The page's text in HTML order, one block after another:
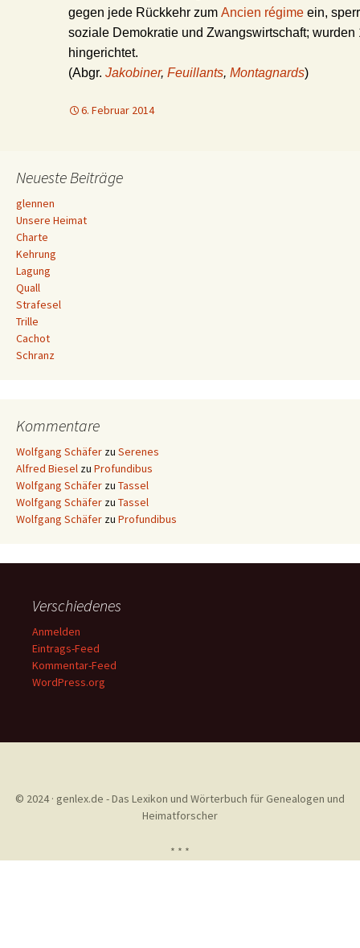
gegen jede Rückkehr zum Ancien régime ein,
soziale Demokratie und Zwangswirtschaft;
hingerichtet.
(Abgr. Jakobiner, Feuillants, Montagnards)
6. Februar 2014
Neueste Beiträge
glennen
Unsere Heimat
Charte
Kehrung
Lagung
Quall
Strafesel
Trille
Cachot
Schranz
Kommentare
Wolfgang Schäfer zu Serenes
Alfred Biesel zu Profundibus
Wolfgang Schäfer zu Tassel
Wolfgang Schäfer zu Tassel
Wolfgang Schäfer zu Profundibus
Verschiedenes
Anmelden
Eintrags-Feed
Kommentar-Feed
WordPress.org
© 2024 · genlex.de - Das Lexikon und Wörterbuch für Genealogen und
Heimatforscher
* * *